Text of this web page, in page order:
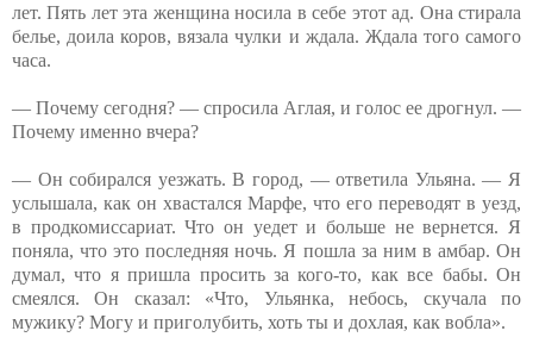
лет. Пять лет эта женщина носила в себе этот ад. Она стирала
белье, доила коров, вязала чулки и ждала. Ждала того самого
часа.
— Почему сегодня? — спросила Аглая, и голос ее дрогнул. —
Почему именно вчера?
— Он собирался уезжать. В город, — ответила Ульяна. — Я
услышала, как он хвастался Марфе, что его переводят в уезд,
в продкомиссариат. Что он уедет и больше не вернется. Я
поняла, что это последняя ночь. Я пошла за ним в амбар. Он
думал, что я пришла просить за кого-то, как все бабы. Он
смеялся. Он сказал: «Что, Ульянка, небось, скучала по
мужику? Могу и приголубить, хоть ты и дохлая, как вобла».